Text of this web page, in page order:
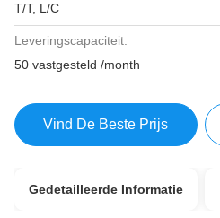
T/T, L/C
Leveringscapaciteit:
50 vastgesteld /month
Vind De Beste Prijs
Gedetailleerde Informatie